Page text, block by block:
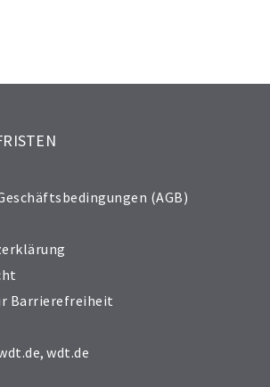
(AGB)
Barrierefreiheit
,wdt.de